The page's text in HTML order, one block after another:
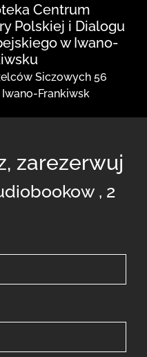
Centrum
Polskiej i Dialogu
w Iwano-
Siczowych 56
Iwano-Frankiwsk
zarezerwuj
, 2